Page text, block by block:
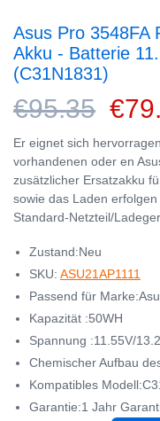
Asus Pro 3548FA
Akku - Batterie
(C31N1831)
€95.35
Er eignet sich
vorhandenen oder en
zusätzlicher Ersatzakku
sowie das Laden
Standard-Netzteil/
Zustand:Neu
SKU: ASU21AP1111
Passend für
Kapazität :50WH
Spannung :11.55V/
Chemischer Aufbau
Kompatibles
Garantie:1 Jahr